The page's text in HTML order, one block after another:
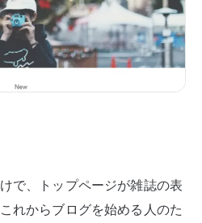
で、トップページが雑誌の表
れからブログを始める人のた